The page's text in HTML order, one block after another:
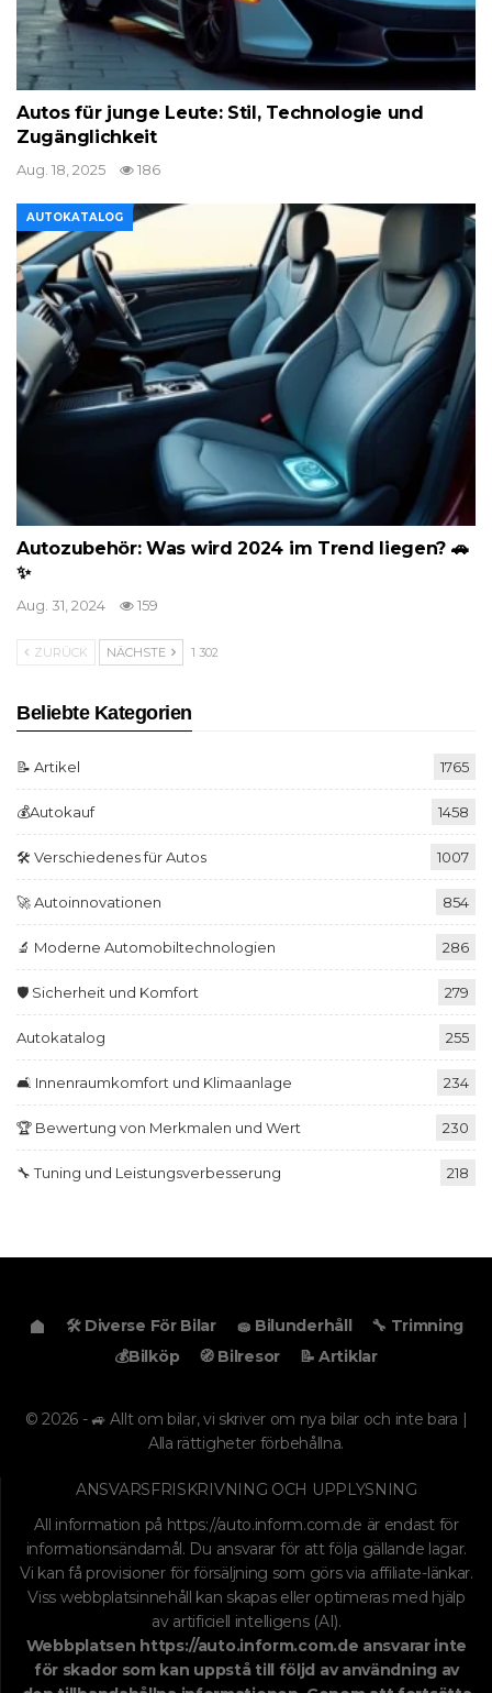
Autos für junge Leute: Stil, Technologie und
Zugänglichkeit
Aug. 18, 2025 186
AUTOKATALOG
Autozubehör: Was wird 2024 im Trend liegen? 🚗
✨
Aug. 31, 2024 159
ZURÜCK NÄCHSTE 1 302
Beliebte Kategorien
📝 Artikel 1765
💰Autokauf 1458
🛠️ Verschiedenes für Autos 1007
🚀 Autoinnovationen 854
🔬 Moderne Automobiltechnologien 286
🛡️ Sicherheit und Komfort 279
Autokatalog 255
🛋️ Innenraumkomfort und Klimaanlage 234
🏆 Bewertung von Merkmalen und Wert 230
🔧 Tuning und Leistungsverbesserung 218
🛠️ Diverse För Bilar 🧽 Bilunderhåll
🔧 Trimning
💰Bilköp
🧭 Bilresor 📝 Artiklar
© 2026 - 🚙 Allt om bilar, vi skriver om nya bilar och inte bara |
Alla rättigheter förbehållna.
ANSVARSFRISKRIVNING OCH UPPLYSNING
All information på https://auto.inform.com.de är endast för
informationsändamål. Du ansvarar för att följa gällande lagar.
Vi kan få provisioner för försäljning som görs via affiliate-länkar.
Viss webbplatsinnehåll kan skapas eller optimeras med hjälp
av artificiell intelligens (AI).
Webbplatsen https://auto.inform.com.de ansvarar inte
för skador som kan uppstå till följd av användning av